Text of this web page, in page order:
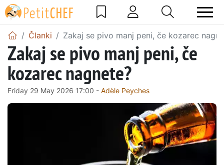
Članki Zakaj se pivo manj peni, če kozarec
Zakaj se pivo manj peni, če
kozarec nagnete?
Friday 29 May 2026 17:00 - Adèle Peyches